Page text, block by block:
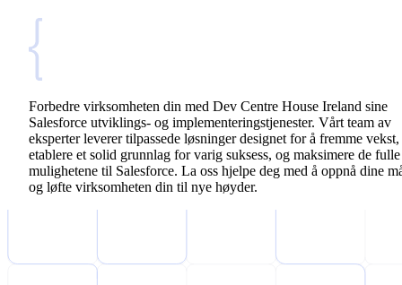
Forbedre virksomheten din med Dev Centre House Ireland sine
Salesforce utviklings- og implementeringstjenester. Vårt team av
eksperter leverer tilpassede løsninger designet for å fremme vekst,
etablere et solid grunnlag for varig suksess, og maksimere de fulle
mulighetene til Salesforce. La oss hjelpe deg med å oppnå dine
og løfte virksomheten din til nye høyder.